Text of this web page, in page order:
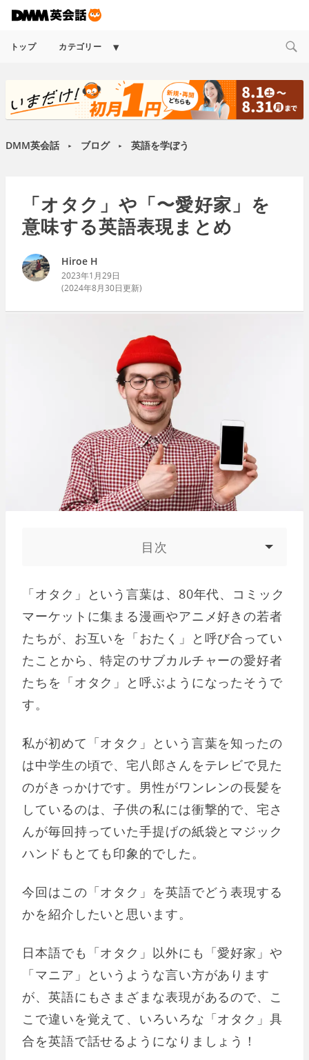
トップ カテゴリー
Expand
menu
DMM英会話 ► ブログ ► 英語を学ぼう
「オタク」や「〜愛好家」を
意味する英語表現まとめ
Hiroe H
2023年1月29日
(2024年8月30日更新)
目次
「オタク」という言葉は、80年代、コミック
マーケットに集まる漫画やアニメ好きの若者
たちが、お互いを「おたく」と呼び合ってい
たことから、特定のサブカルチャーの愛好者
たちを「オタク」と呼ぶようになったそうで
す。
私が初めて「オタク」という言葉を知ったの
は中学生の頃で、宅八郎さんをテレビで見た
のがきっかけです。男性がワンレンの長髪を
しているのは、子供の私には衝撃的で、宅さ
んが毎回持っていた手提げの紙袋とマジック
ハンドもとても印象的でした。
今回はこの「オタク」を英語でどう表現する
かを紹介したいと思います。
日本語でも「オタク」以外にも「愛好家」や
「マニア」というような言い方があります
が、英語にもさまざまな表現があるので、こ
こで違いを覚えて、いろいろな「オタク」具
合を英語で話せるようになりましょう！